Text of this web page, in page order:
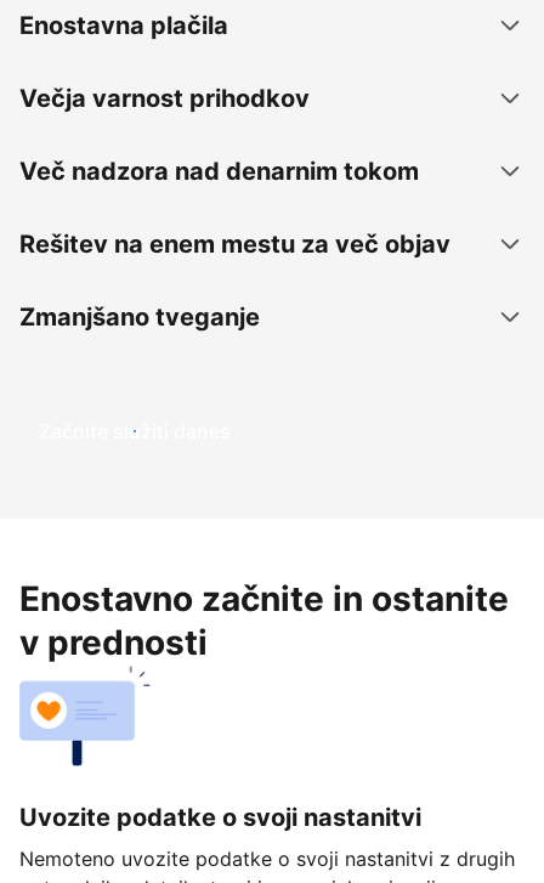
Enostavna plačila
Večja varnost prihodkov
Več nadzora nad denarnim tokom
Rešitev na enem mestu za več objav
Zmanjšano tveganje
Začnite služiti danes
Enostavno začnite in ostanite
v prednosti
Uvozite podatke o svoji nastanitvi
Nemoteno uvozite podatke o svoji nastanitvi z drugih